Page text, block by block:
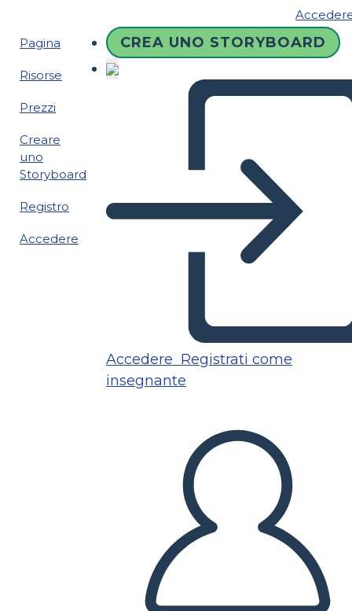
Pagina
Risorse
Prezzi
Creare
uno
Storyboard
Registro
Accedere
CREA UNO STORYBOARD
Accedere Registrati come
insegnante